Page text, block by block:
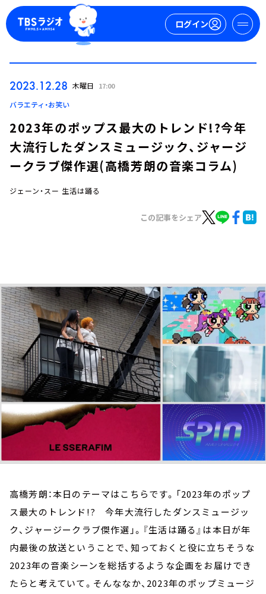
ログイン
ログイン
イベント・グッズ
YouTube
会社情報
2023.12.28 木曜日 17:00
バラエティ・お笑い
2023年のポップス最大のトレンド!?今年
大流行したダンスミュージック、ジャージ
ークラブ傑作選(高橋芳朗の音楽コラム)
ジェーン・スー 生活は踊る
この記事をシェア
高橋芳朗：本日のテーマはこちらです。「2023年のポップ
ス最大のトレンド!? 今年大流行したダンスミュージッ
ク、ジャージークラブ傑作選」。『生活は踊る』は本日が年
内最後の放送ということで、知っておくと役に立ちそうな
2023年の音楽シーンを総括するような企画をお届けでき
たらと考えていて。そんななか、2023年のポップミュージ